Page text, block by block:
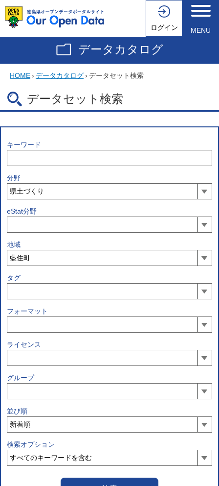
ログイン MENU
データカタログ
HOME› データカタログ› データセット検索
データセット検索
キーワード
分野
eStat分野
地域
タグ
フォーマット
ライセンス
グループ
並び順
検索オプション